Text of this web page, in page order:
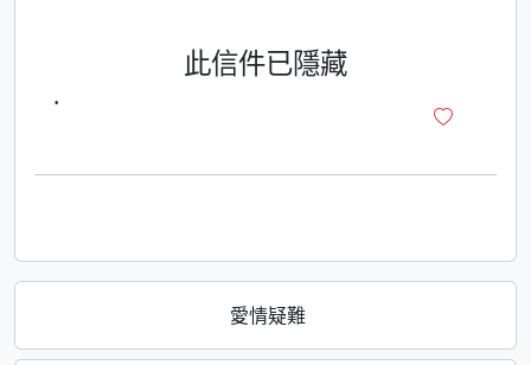
愛情疑難
此信件已隱藏
·